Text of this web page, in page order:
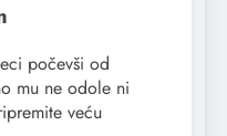
počevši od
mu ne odole ni
veću